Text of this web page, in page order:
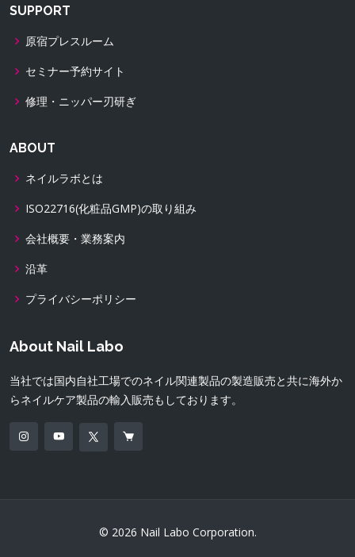
SUPPORT
原宿プレスルーム
セミナー予約サイト
修理・ニッパー刃研ぎ
ABOUT
ネイルラボとは
ISO22716(化粧品GMP)の取り組み
会社概要・業務案内
沿革
プライバシーポリシー
About Nail Labo
当社では国内自社工場でのネイル関連製品の製造販売と共に海外か
らネイルケア製品の輸入販売もしております。
© 2026 Nail Labo Corporation.